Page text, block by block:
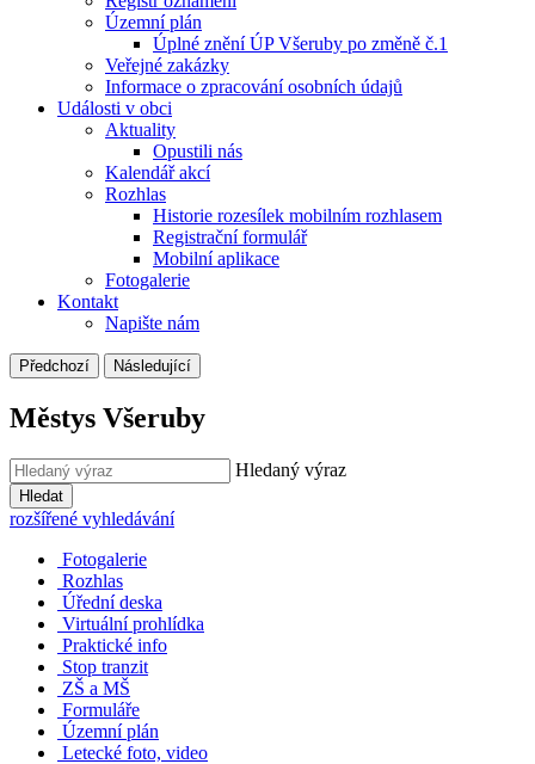
Územní plán
Úplné znění ÚP Všeruby po změně č.1
Veřejné zakázky
Informace o zpracování osobních údajů
Události v obci
Aktuality
Opustili nás
Kalendář akcí
Rozhlas
Historie rozesílek mobilním rozhlasem
Registrační formulář
Mobilní aplikace
Fotogalerie
Kontakt
Napište nám
Předchozí Následující
Městys Všeruby
Hledaný výraz
Hledat
rozšířené vyhledávání
Fotogalerie
Rozhlas
Úřední deska
Virtuální prohlídka
Praktické info
Stop tranzit
ZŠ a MŠ
Formuláře
Územní plán
Letecké foto, video